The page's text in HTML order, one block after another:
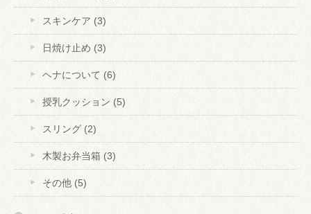
スキンケア (3)
日焼け止め (3)
ヘナについて (6)
授乳クッション (5)
スリング (2)
木製お弁当箱 (3)
その他 (5)